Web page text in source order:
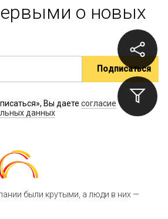
о новых
Вы даете согласие
данных
были крутыми, а люди в них —